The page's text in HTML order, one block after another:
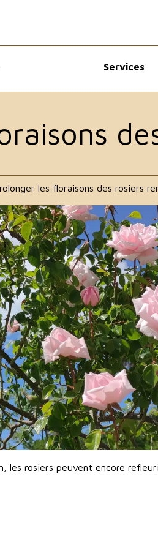
Services
les floraisons des rosiers
rosiers peuvent encore